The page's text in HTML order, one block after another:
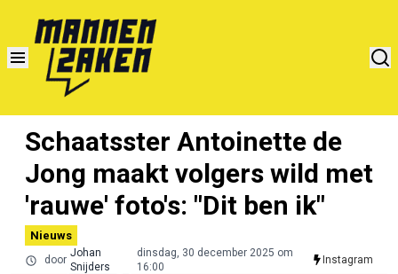
Schaatsster Antoinette de
Jong maakt volgers wild met
'rauwe' foto's: "Dit ben ik"
Nieuws
door
Johan
Snijders
dinsdag, 30 december 2025 om
16:00
Instagram